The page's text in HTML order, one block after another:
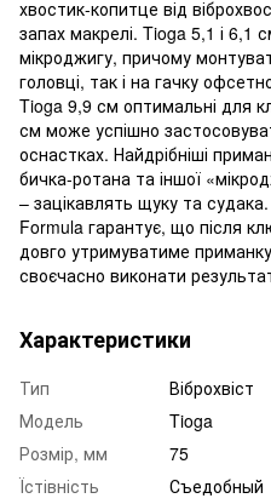
хвостик-копитце від
запах макрелі. Tioga 5,1 і 6,1
мікроджигу, причому
головці, так і на гачку
Tioga 9,9 см оптимальні для
см може успішно
оснастках. Найдрібніші
бичка-ротана та іншої
– зацікавлять щуку та
Formula гарантує, що після
довго утримуватиме
своєчасно виконати
Характеристики
Тип
Віброхвіст
Модель
Tioga
Розмір, мм
75
Їстівність
Съедобный